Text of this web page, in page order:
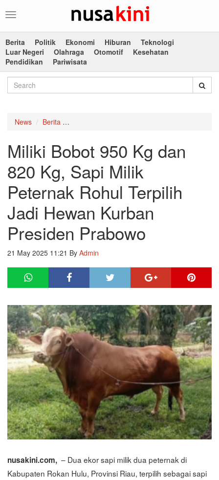
Toggle
Berita
Politik Ekonomi Hiburan
Teknologi
Luar Negeri
Olahraga Otomotif
Kesehatan
Pendidikan
Pariwisata
News Berita
Miliki Bobot 950 Kg dan
820 Kg, Sapi Milik
Peternak Rohul Terpilih
Jadi Hewan Kurban
Presiden Prabowo
21 May 2025 11:21 By Admin
nusakini.com, – Dua ekor sapi milik dua peternak di
Kabupaten Rokan Hulu, Provinsi Riau, terpilih sebagai sapi